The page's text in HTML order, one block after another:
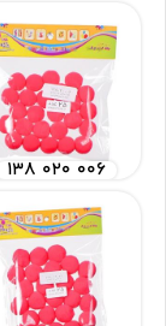
۱۳۸ ۰۲۰ ۰۰۶